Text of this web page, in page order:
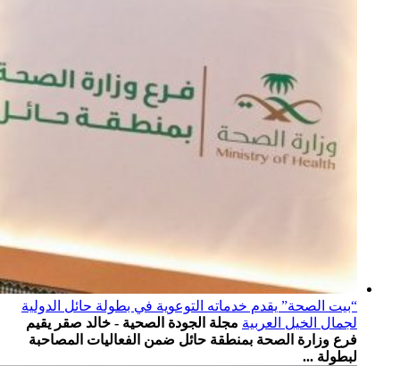
“بيت الصحة” يقدم خدماته التوعوية في بطولة حائل الدولية
لجمال الخيل العربية مجلة الجودة الصحية - خالد صقر يقيم
فرع وزارة الصحة بمنطقة ⁧‫حائل‬⁩ ضمن الفعاليات المصاحبة
لبطولة ...